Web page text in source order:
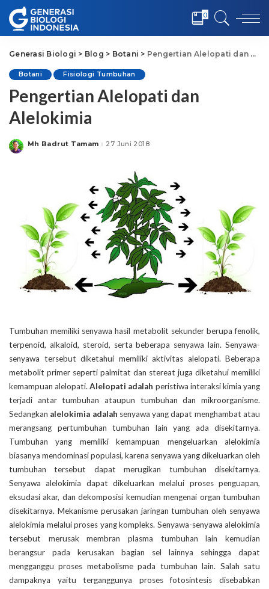
0
Generasi Biologi > Blog > Botani > Pengertian Alelopati dan Alelokimia
Botani Fisiologi Tumbuhan
Pengertian Alelopati dan
Alelokimia
Posted
Mh Badrut Tamam 27 Juni 2018
Tumbuhan memiliki senyawa hasil metabolit sekunder berupa fenolik,
terpenoid, alkaloid, steroid, serta beberapa senyawa lain. Senyawa-
senyawa tersebut diketahui memiliki aktivitas alelopati. Beberapa
metabolit primer seperti palmitat dan stereat juga diketahui memiliki
kemampuan alelopati.Alelopati adalah peristiwa interaksi kimia yang
terjadi antar tumbuhan ataupun tumbuhan dan mikroorganisme.
Sedangkan alelokimia adalah senyawa yang dapat menghambat atau
merangsang pertumbuhan tumbuhan lain yang ada disekitarnya.
Tumbuhan yang memiliki kemampuan mengeluarkan alelokimia
biasanya mendominasi populasi, karena senyawa yang dikeluarkan oleh
tumbuhan tersebut dapat merugikan tumbuhan disekitarnya.
Senyawa alelokimia dapat dikeluarkan melalui proses penguapan,
eksudasi akar, dan dekomposisi kemudian mengenai organ tumbuhan
disekitarnya. Mekanisme perusakan jaringan tumbuhan oleh senyawa
alelokimia melalui proses yang kompleks. Senyawa-senyawa alelokimia
tersebut merusak membran plasma tumbuhan lain kemudian
berangsur pada kerusakan bagian sel lainnya sehingga dapat
mengganggu proses metabolisme pada tumbuhan lain. Salah satu
dampaknya yaitu terganggunya proses fotosintesis disebabkan